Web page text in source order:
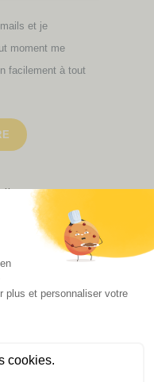
et je
moment me
facilement à tout
que vous avez